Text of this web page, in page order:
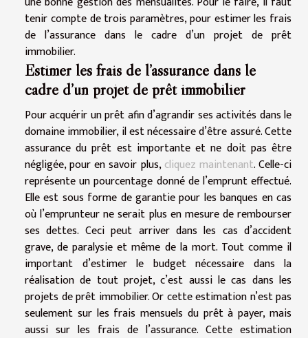
tenir compte de trois paramètres, pour estimer les frais
de l’assurance dans le cadre d’un projet de prêt
immobilier.
Estimer les frais de l’assurance dans le
cadre d’un projet de prêt immobilier
Pour acquérir un prêt afin d’agrandir ses activités dans le
domaine immobilier, il est nécessaire d’être assuré. Cette
assurance du prêt est importante et ne doit pas être
négligée, pour en savoir plus,cliquez maintenant. Celle-ci
représente un pourcentage donné de l’emprunt effectué.
Elle est sous forme de garantie pour les banques en cas
où l’emprunteur ne serait plus en mesure de rembourser
ses dettes. Ceci peut arriver dans les cas d’accident
grave, de paralysie et même de la mort. Tout comme il
important d’estimer le budget nécessaire dans la
réalisation de tout projet, c’est aussi le cas dans les
projets de prêt immobilier. Or cette estimation n’est pas
seulement sur les frais mensuels du prêt à payer, mais
aussi sur les frais de l’assurance. Cette estimation